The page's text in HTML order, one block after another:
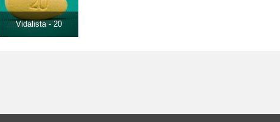
Vidalista - 20